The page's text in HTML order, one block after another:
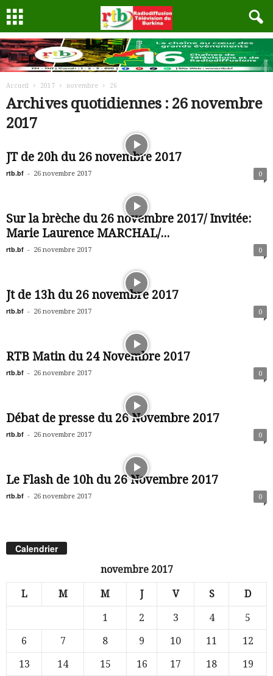
Accueil 2017 novembre 26
Archives quotidiennes : 26 novembre
2017
JT de 20h du 26 novembre 2017
rtb.bf - 26 novembre 2017 0
Sur la brèche du 26 novembre 2017/ Invitée:
Marie Laurence MARCHAL/...
rtb.bf - 26 novembre 2017 0
Jt de 13h du 26 novembre 2017
rtb.bf - 26 novembre 2017 0
RTB Matin du 24 Novembre 2017
rtb.bf - 26 novembre 2017 0
Débat de presse du 26 Novembre 2017
rtb.bf - 26 novembre 2017 0
Le Flash de 10h du 26 Novembre 2017
rtb.bf - 26 novembre 2017 0
Calendrier
novembre 2017
L M M J V S D
1 2 3 4
5
6
7 8 9 10 11
12
13
14 15 16 17 18
19